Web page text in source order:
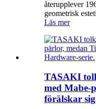
återupplever
geometrisk
Läs mer
TASAKI
med Mabe-
förälskar